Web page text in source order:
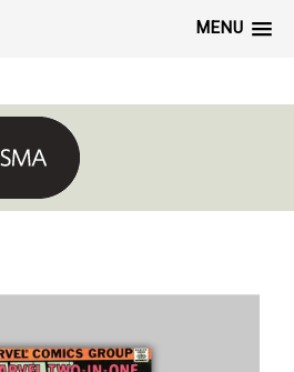
MENU